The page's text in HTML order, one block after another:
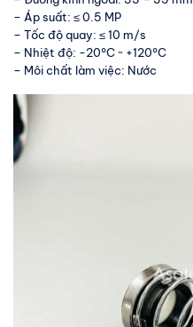
– Áp suất: ≤ 0.5 MP
– Tốc độ quay: ≤ 10 m/s
– Nhiệt độ: -20°C ~ +120°C
– Môi chất làm việc: Nước